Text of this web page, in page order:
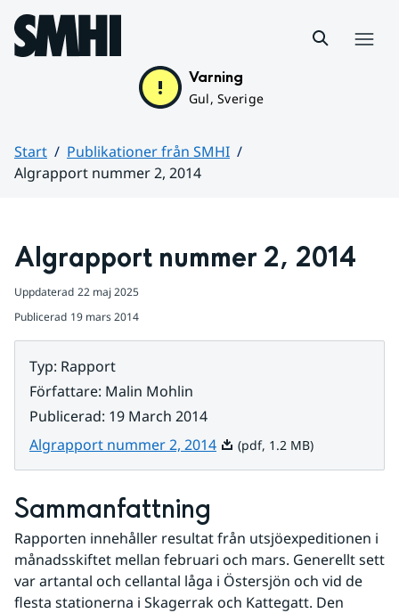
Hoppa till sidans innehåll
Varning
Gul, Sverige
Start
Publikationer från SMHI
Algrapport nummer 2, 2014
Algrapport nummer 2, 2014
Uppdaterad 22 maj 2025
Publicerad 19 mars 2014
Typ: Rapport
Författare: Malin Mohlin
Publicerad: 19 March 2014
Algrapport nummer 2, 2014Pdf, 1.2 MB.
(pdf, 1.2 MB)
Sammanfattning
Rapporten innehåller resultat från utsjöexpeditionen i
månadsskiftet mellan februari och mars. Generellt sett
var artantal och cellantal låga i Östersjön och vid de
flesta stationerna i Skagerrak och Kattegatt. Den